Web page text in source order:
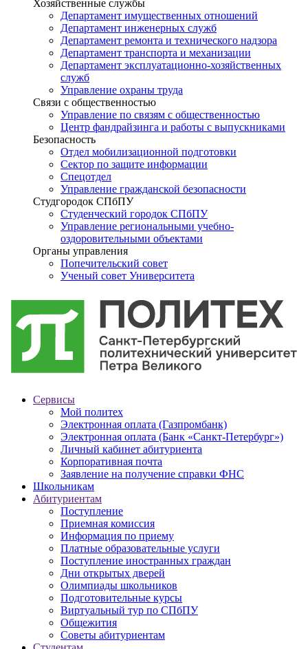
Хозяйственные службы
Департамент имущественных отношений
Департамент инженерных служб
Департамент ремонта и технического надзора
Департамент транспорта и механизации
Департамент эксплуатационно-хозяйственных
служб
Управление охраны труда
Связи с общественностью
Управление по связям с общественностью
Центр фандрайзинга и работы с выпускниками
Безопасность
Отдел мобилизационной подготовки
Сектор по защите информации
Спецотдел
Управление гражданской безопасности
Студгородок СПбПУ
Студенческий городок СПбПУ
Управление региональными учебно-
оздоровительными объектами
Органы управления
Попечительский совет
Ученый совет Университета
Сервисы
Мой политех
Электронная оплата (Газпромбанк)
Электронная оплата (Банк «Санкт-Петербург»)
Личный кабинет абитуриента
Корпоративная почта
Заявление на получение справки ФНС
Школьникам
Абитуриентам
Поступление
Приемная комиссия
Информация по приему
Платные образовательные услуги
Поступление иностранных граждан
Дни открытых дверей
Олимпиады школьников
Подготовительные курсы
Виртуальный тур по СПбПУ
Общежития
Советы абитуриентам